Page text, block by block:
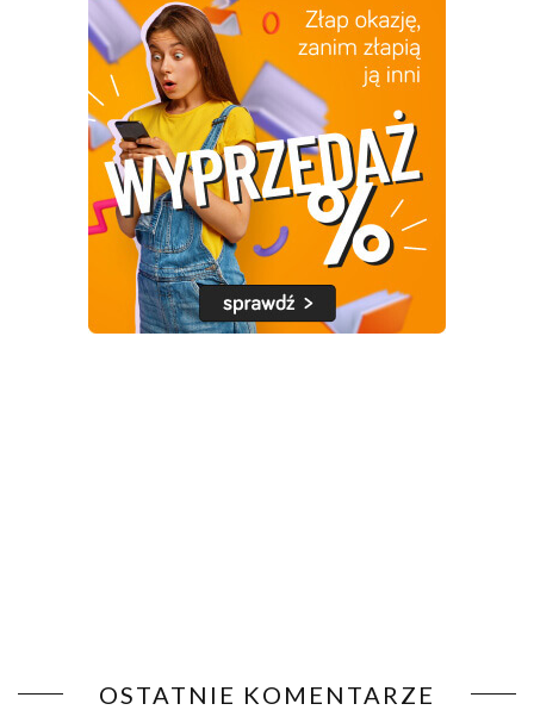
OSTATNIE KOMENTARZE